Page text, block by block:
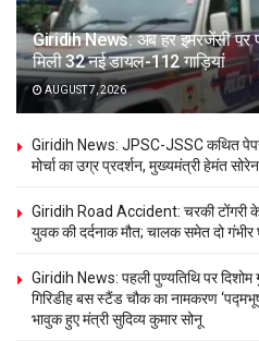
Giridih News: अब हर इमरजेंसी पर
मिली 32 नई डायल-112 गाड़ियां
AUGUST 7, 2026
Giridih News: JPSC-JSSC कथित
मोर्चा का उग्र प्रदर्शन, मुख्यमंत्री हेमंत
Giridih Road Accident: चरकी टोंगरी के
युवक की दर्दनाक मौत; चालक समेत दो गंभीर
Giridih News: पहली पुण्यतिथि पर
गिरिडीह बस स्टैंड चौक का नामकरण
भावुक हुए मंत्री सुदिव्य कुमार सोनू